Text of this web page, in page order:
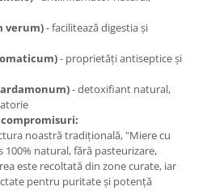
verum)- facilitează digestia și
- proprietăți antiseptice și
- detoxifiant natural,
compromisuri:
noastră tradițională, "Miere cu
natural, fără pasteurizare,
este recoltată din zone curate, iar
pentru puritate și potență